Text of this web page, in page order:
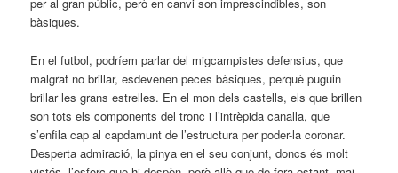
per al gran públic, però en canvi son imprescindibles, son
bàsiques.
En el futbol, podríem parlar del migcampistes defensius, que
malgrat no brillar, esdevenen peces bàsiques, perquè puguin
brillar les grans estrelles. En el mon dels castells, els que brillen
son tots els components del tronc i l’intrèpida canalla, que
s’enfila cap al capdamunt de l’estructura per poder-la coronar.
Desperta admiració, la pinya en el seu conjunt, doncs és molt